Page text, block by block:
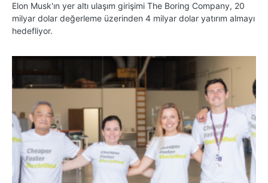
Elon Musk'ın yer altı ulaşım girişimi The Boring Company, 20
milyar dolar değerleme üzerinden 4 milyar dolar yatırım almayı
hedefliyor.